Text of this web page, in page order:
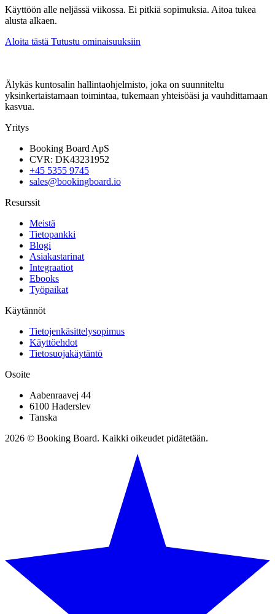
Käyttöön alle neljässä viikossa. Ei pitkiä sopimuksia. Aitoa tukea
alusta alkaen.
Aloita tästä Tutustu ominaisuuksiin
Älykäs kuntosalin hallintaohjelmisto, joka on suunniteltu
yksinkertaistamaan toimintaa, tukemaan yhteisöäsi ja vauhdittamaan
kasvua.
Yritys
Booking Board ApS
CVR: DK43231952
+45 5355 9745
sales@bookingboard.io
Resurssit
Meistä
Tietopankki
Blogi
Asiakastarinat
Integraatiot
Ebooks
Työpaikat
Käytännöt
Tietojenkäsittelysopimus
Käyttöehdot
Tietosuojakäytäntö
Osoite
Aabenraavej 44
6100 Haderslev
Tanska
2026 © Booking Board. Kaikki oikeudet pidätetään.